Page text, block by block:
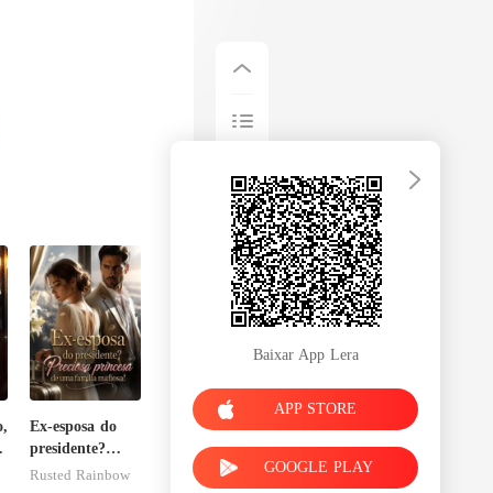
Ex-esposa do
presidente?
Preciosa
Rusted Rainbow
Baixar App Lera
APP STORE
GOOGLE PLAY